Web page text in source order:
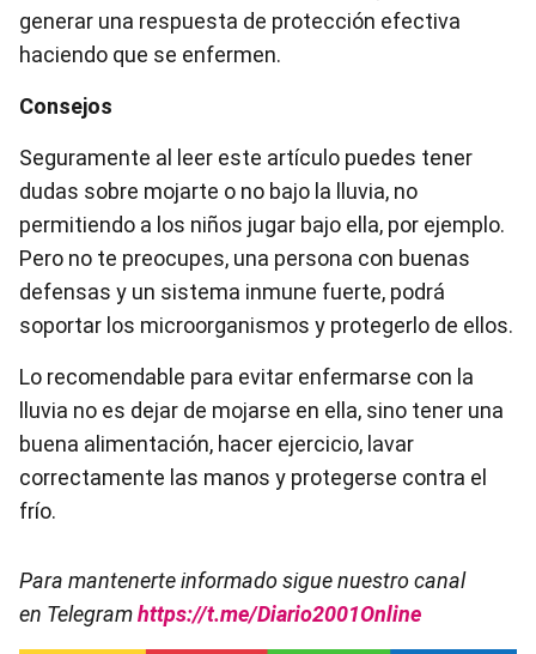
generar una respuesta de protección efectiva
haciendo que se enfermen.
Consejos
Seguramente al leer este artículo puedes tener
dudas sobre mojarte o no bajo la lluvia, no
permitiendo a los niños jugar bajo ella, por ejemplo.
Pero no te preocupes, una persona con buenas
defensas y un sistema inmune fuerte, podrá
soportar los microorganismos y protegerlo de ellos.
Lo recomendable para evitar enfermarse con la
lluvia no es dejar de mojarse en ella, sino tener una
buena alimentación, hacer ejercicio, lavar
correctamente las manos y protegerse contra el
frío.
Para mantenerte informado sigue nuestro canal
en Telegramhttps://t.me/Diario2001Online